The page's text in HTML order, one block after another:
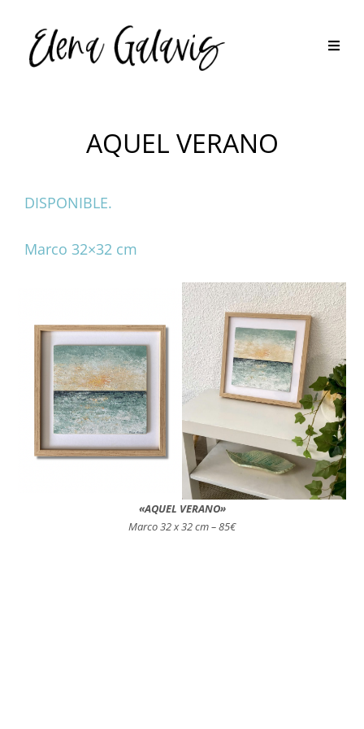
AQUEL VERANO
DISPONIBLE.
Marco 32×32 cm
«AQUEL VERANO»
Marco 32 x 32 cm – 85€